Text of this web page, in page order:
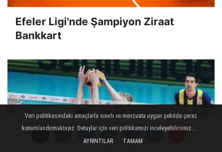
Efeler Ligi'nde Şampiyon Ziraat
Bankkart
Veri politikasındaki amaçlarla sınırlı ve mevzuata uygun şekilde çerez
konumlandırmaktayız. Detaylar için veri politikamızı inceleyebilirsiniz...
AYRINTILAR
TAMAM